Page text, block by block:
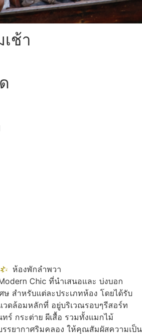
ช้า
ห้องพักลำพวา
Chic ที่นำเสนอและ บ่งบอก
ษ สำหรับแต่ละประเภทห้อง โดยได้รับ
วดล้อมหลักที่ อยู่บริเวณรอบๆรีสอร์ท
ร์ กระต่าย ผีเสื้อ รวมทั้งแมกไม้
รยากาศริมคลอง ให้คุณสัมผัสความเป็น